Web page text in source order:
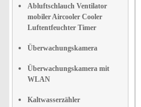
Abluftschlauch Ventilator
mobiler Aircooler Cooler
Luftentfeuchter Timer
Überwachungskamera
Überwachungskamera mit
WLAN
Kaltwasserzähler